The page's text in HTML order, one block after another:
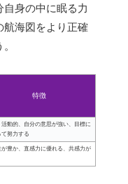
身の中に眠る力
航海図をより正確
特徴
活動的、自分の意思が強い、目標に
て努力する
が豊か、直感力に優れる、共感力が